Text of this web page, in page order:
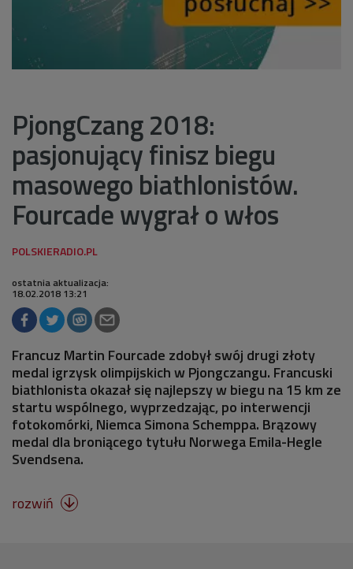
PjongCzang 2018:
pasjonujący finisz biegu
masowego biathlonistów.
Fourcade wygrał o włos
ostatnia aktualizacja:
18.02.2018 13:21
Francuz Martin Fourcade zdobył swój drugi złoty
medal igrzysk olimpijskich w Pjongczangu. Francuski
biathlonista okazał się najlepszy w biegu na 15 km ze
startu wspólnego, wyprzedzając, po interwencji
fotokomórki, Niemca Simona Schemppa. Brązowy
medal dla broniącego tytułu Norwega Emila-Hegle
Svendsena.
rozwiń 